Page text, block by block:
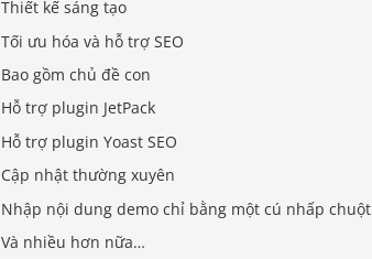
Thiết kế sáng tạo
Tối ưu hóa và hỗ trợ SEO
Bao gồm chủ đề con
Hỗ trợ plugin JetPack
Hỗ trợ plugin Yoast SEO
Cập nhật thường xuyên
Nhập nội dung demo chỉ bằng một cú nhấp chuột
Và nhiều hơn nữa…